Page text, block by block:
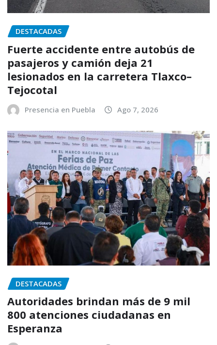
DESTACADAS
Fuerte accidente entre autobús de
pasajeros y camión deja 21
lesionados en la carretera Tlaxco–
Tejocotal
Presencia en Puebla Ago 7, 2026
DESTACADAS
Autoridades brindan más de 9 mil
800 atenciones ciudadanas en
Esperanza